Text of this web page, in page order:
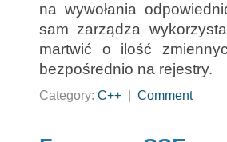
na wywołania
sam zarządza
martwić o ilość
bezpośrednio na rejestry.
Category: C++ Comment